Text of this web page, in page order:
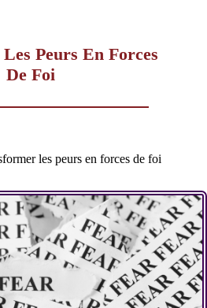
Peurs En Forces
De Foi
les peurs en forces de foi